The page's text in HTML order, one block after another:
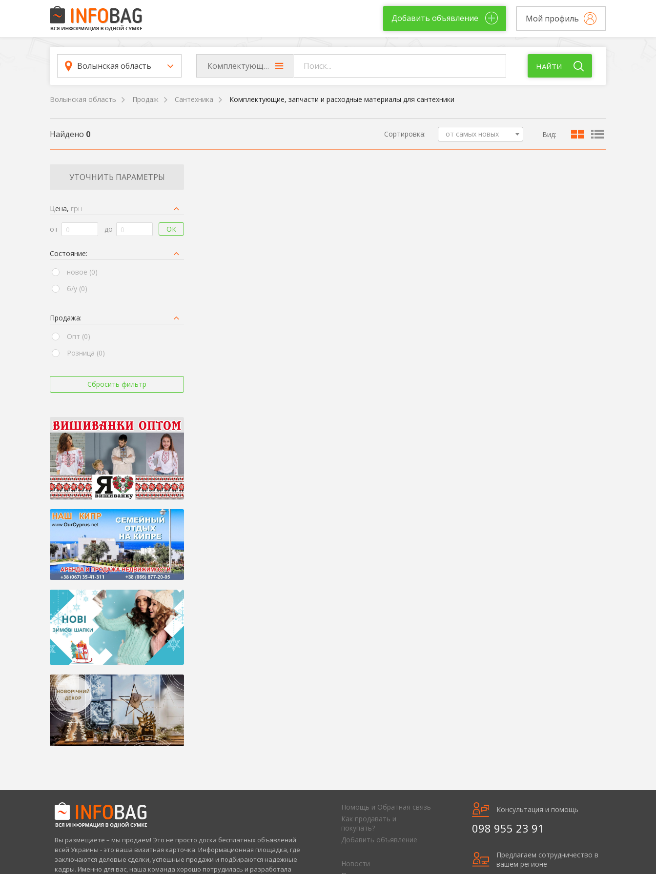
Добавить объявление Мой профиль
Волынская область Комплектующие, запчасти и расходные материалы для сантехники НАЙТИ
Волынская область Продаж Сантехника Комплектующие, запчасти и расходные материалы для сантехники
Найдено 0 Сортировка: от самых новых Вид:
УТОЧНИТЬ ПАРАМЕТРЫ
Цена, грн
от до ОК
Состояние:
новое (0)
б/у (0)
Продажа:
Опт (0)
Розница (0)
Сбросить фильтр
Вы размещаете – мы продаем! Это не просто доска бесплатных объявлений
всей Украины - это ваша визитная карточка. Информационная площадка, где
заключаются деловые сделки, успешные продажи и подбираются надежные
кадры. Именно для вас, наша команда хорошо потрудилась и разработала
Помощь и Обратная связь
Как продавать и
покупать?
Добавить объявление
Новости
Консультация и помощь
098 955 23 91
Предлагаем сотрудничество в
вашем регионе